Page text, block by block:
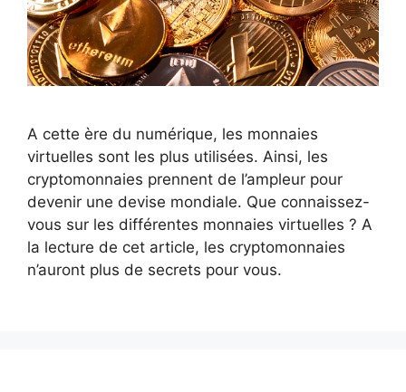
A cette ère du numérique, les monnaies
virtuelles sont les plus utilisées. Ainsi, les
cryptomonnaies prennent de l’ampleur pour
devenir une devise mondiale. Que connaissez-
vous sur les différentes monnaies virtuelles ? A
la lecture de cet article, les cryptomonnaies
n’auront plus de secrets pour vous.